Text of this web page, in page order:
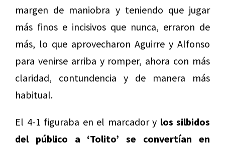
margen de maniobra y teniendo que jugar
más finos e incisivos que nunca, erraron de
más, lo que aprovecharon Aguirre y Alfonso
para venirse arriba y romper, ahora con más
claridad, contundencia y de manera más
habitual.
El 4-1 figuraba en el marcador y los silbidos
del público a ‘Tolito’ se convertían en